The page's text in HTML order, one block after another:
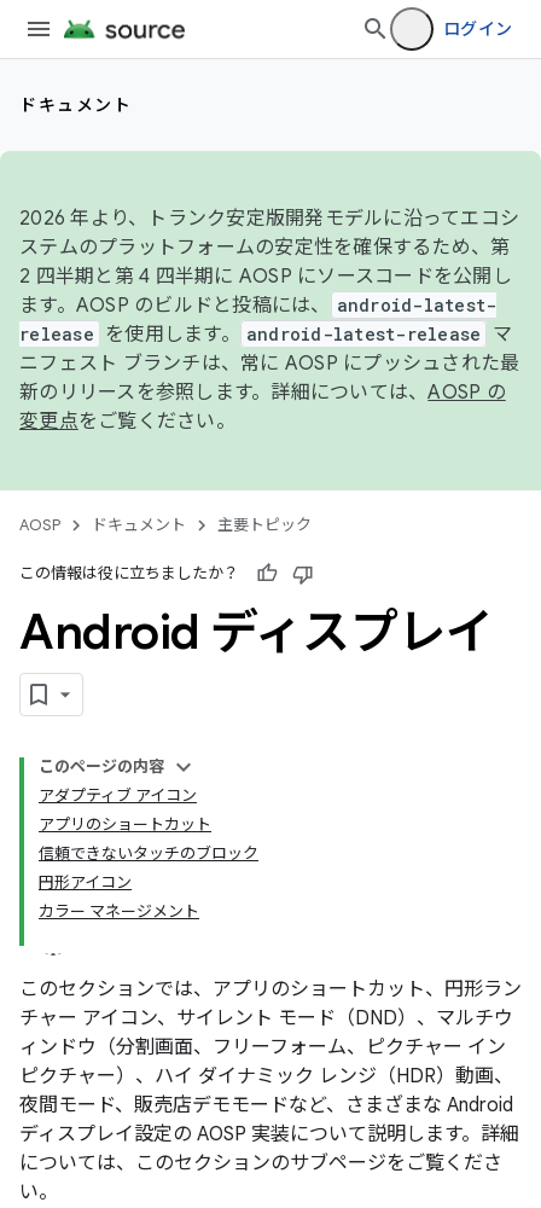
ログイン
ドキュメント
2026 年より、トランク安定版開発モデルに沿ってエコシ
ステムのプラットフォームの安定性を確保するため、第
2 四半期と第 4 四半期に AOSP にソースコードを公開し
ます。AOSP のビルドと投稿には、
android-latest-
release
を使用します。 android-latest-release
マ
ニフェスト ブランチは、常に AOSP にプッシュされた最
新のリリースを参照します。詳細については、AOSP の
変更点をご覧ください。
AOSP ドキュメント 主要トピック
この情報は役に立ちましたか？
Android ディスプレイ
このページの内容
アダプティブ アイコン
アプリのショートカット
信頼できないタッチのブロック
円形アイコン
カラー マネージメント
このセクションでは、アプリのショートカット、円形ラン
チャー アイコン、サイレント モード（DND）、マルチウ
ィンドウ（分割画面、フリーフォーム、ピクチャー イン
ピクチャー）、ハイ ダイナミック レンジ（HDR）動画、
夜間モード、販売店デモモードなど、さまざまな Android
ディスプレイ設定の AOSP 実装について説明します。詳細
については、このセクションのサブページをご覧くださ
い。